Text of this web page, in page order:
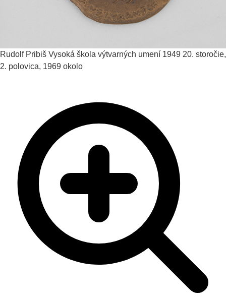
Rudolf Pribiš Vysoká škola výtvarných umení 1949 20. storočie,
2. polovica, 1969 okolo